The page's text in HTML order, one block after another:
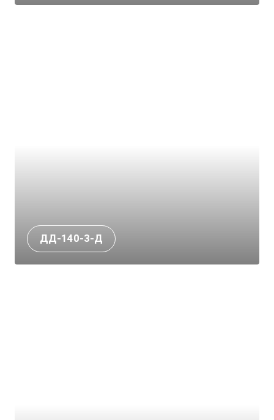
ДД-140-3-Д